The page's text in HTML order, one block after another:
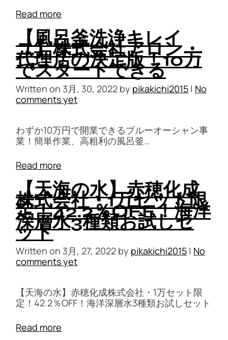
Read more
【風呂釜洗浄キレイ
ユ】株式会社アロン・
代理店の決定版！10万
でスタートできる
Written on 3月, 30, 2022 by pikakichi2015 | No
comments yet
わずか10万円で開業できるブルーオーシャン事
業！簡単作業、高粗利の風呂釜…
Read more
【天海の水】赤穂化成
株式会社・1万セット限
定！42.2％OFF！海洋
深層水3種類お試しセ
ット
Written on 3月, 27, 2022 by pikakichi2015 | No
comments yet
【天海の水】赤穂化成株式会社・1万セット限
定！42.2％OFF！海洋深層水3種類お試しセット
Read more